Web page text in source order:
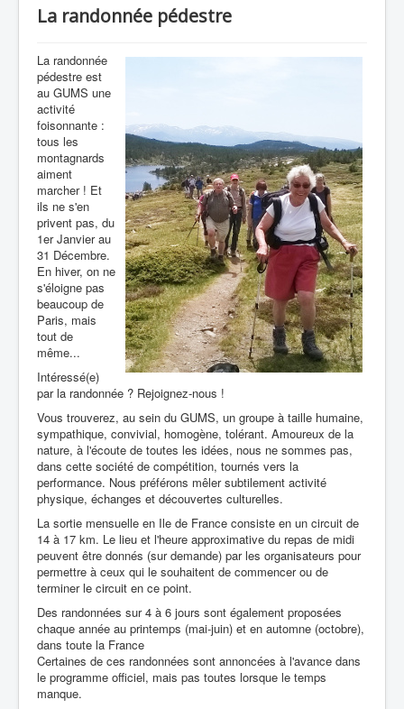
RANDONNÉE SPORTIVE
La randonnée pédestre
La randonnée
pédestre est
au GUMS une
activité
foisonnante :
tous les
montagnards
aiment
marcher ! Et
ils ne s'en
privent pas, du
1er Janvier au
31 Décembre.
En hiver, on ne
s'éloigne pas
beaucoup de
Paris, mais
tout de
même...
Intéressé(e)
par la randonnée ? Rejoignez-nous !
Vous trouverez, au sein du GUMS, un groupe à taille humaine,
sympathique, convivial, homogène, tolérant. Amoureux de la
nature, à l'écoute de toutes les idées, nous ne sommes pas,
dans cette société de compétition, tournés vers la
performance. Nous préférons mêler subtilement activité
physique, échanges et découvertes culturelles.
La sortie mensuelle en Ile de France consiste en un circuit de
14 à 17 km. Le lieu et l'heure approximative du repas de midi
peuvent être donnés (sur demande) par les organisateurs pour
permettre à ceux qui le souhaitent de commencer ou de
terminer le circuit en ce point.
Des randonnées sur 4 à 6 jours sont également proposées
chaque année au printemps (mai-juin) et en automne (octobre),
dans toute la France
Certaines de ces randonnées sont annoncées à l'avance dans
le programme officiel, mais pas toutes lorsque le temps
manque.